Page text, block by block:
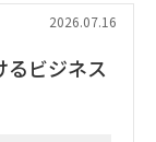
2026.07.16
ビジネス